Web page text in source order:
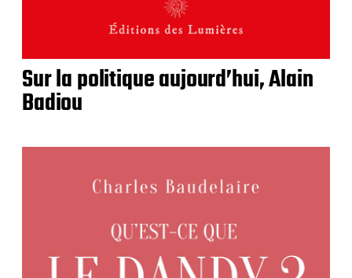
Sur la politique aujourd’hui, Alain
Badiou